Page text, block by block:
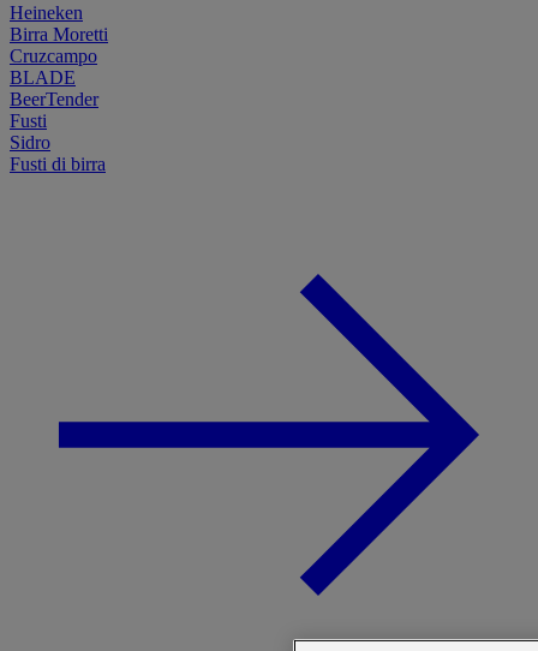
Heineken
Birra Moretti
Cruzcampo
BLADE
BeerTender
Fusti
Sidro
Fusti di birra